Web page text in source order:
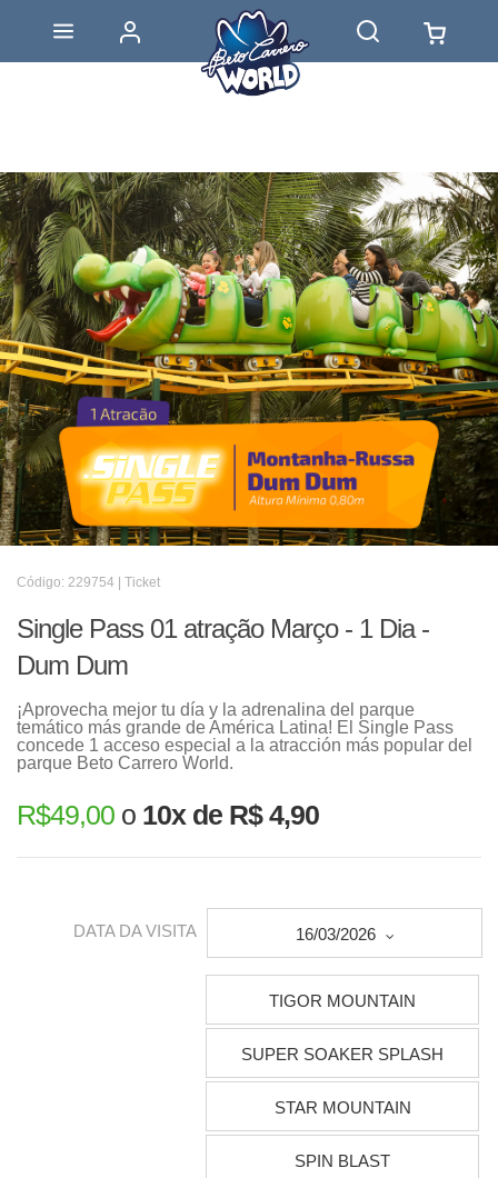
Código: 229754 | Ticket
Single Pass 01 atração Março - 1 Dia -
Dum Dum
¡Aprovecha mejor tu día y la adrenalina del parque
temático más grande de América Latina! El Single Pass
concede 1 acceso especial a la atracción más popular del
parque Beto Carrero World.
R$49,00 o 10x de R$ 4,90
DATA DA VISITA 16/03/2026
TIGOR MOUNTAIN
SUPER SOAKER SPLASH
STAR MOUNTAIN
SPIN BLAST